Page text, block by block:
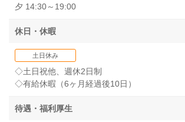
夕 14:30～19:00
休日・休暇
土日休み
◇土日祝他、週休2日制
◇有給休暇（6ヶ月経過後10日）
待遇・福利厚生